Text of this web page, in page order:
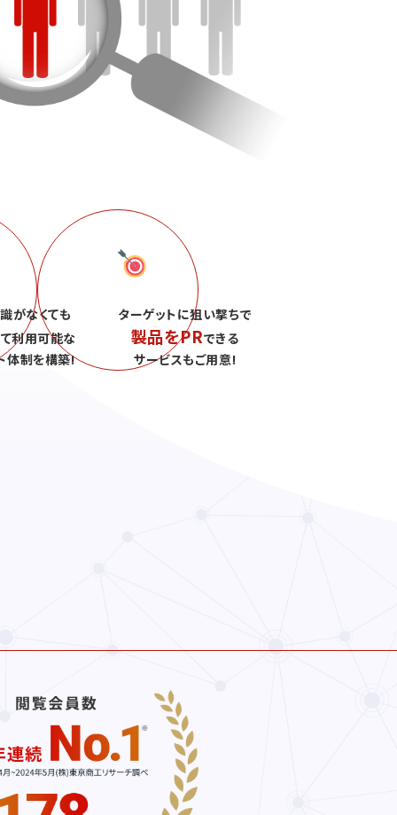
がなくても
利用可能な
体制を構築!
ターゲットに狙い撃ちで
製品をPRできる
サービスもご用意!